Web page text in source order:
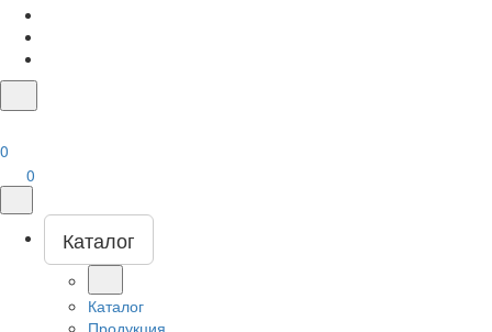
0
0
Каталог
Каталог
Продукция